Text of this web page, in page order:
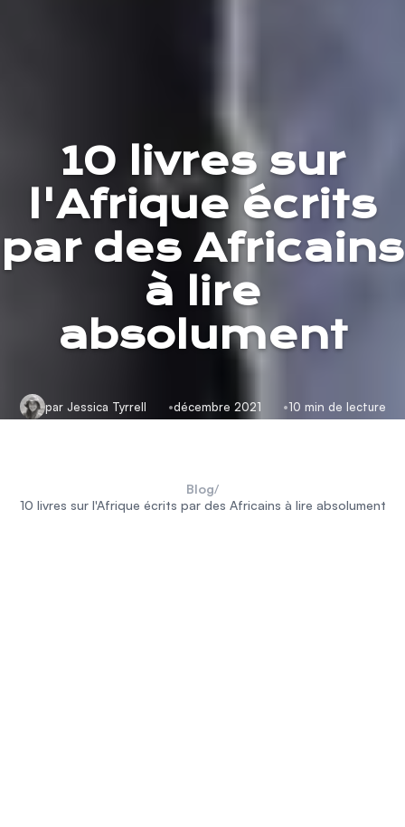
10 livres sur
l'Afrique écrits
par des Africains
à lire
absolument
par Jessica Tyrrell décembre 2021 10 min de lecture
Blog/
10 livres sur l'Afrique écrits par des Africains à lire absolument